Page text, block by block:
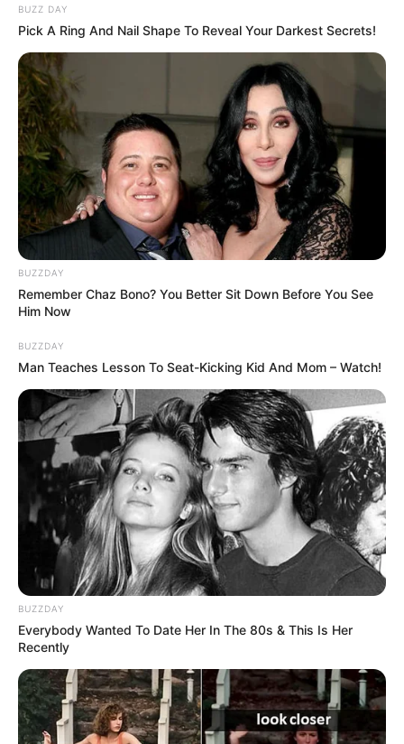
BUZZ DAY
Pick A Ring And Nail Shape To Reveal Your Darkest Secrets!
BUZZDAY
Remember Chaz Bono? You Better Sit Down Before You See
Him Now
BUZZDAY
Man Teaches Lesson To Seat-Kicking Kid And Mom – Watch!
BUZZDAY
Everybody Wanted To Date Her In The 80s & This Is Her
Recently